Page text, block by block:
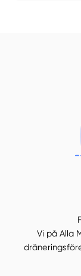
Vi på Alla